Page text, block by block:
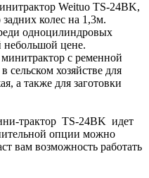
Weituo TS-24BK,
колес на 1,3м.
одноцилиндровых
небольшой цене.
с ременной
хозяйстве для
а также для заготовки
трактор TS-24BK идет
опции можно
вам возможность работать